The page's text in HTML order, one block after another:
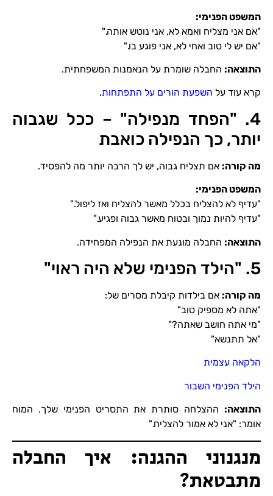
המשפט הפנימי:
"אם אני מצליח ואמא לא, אני נוטש אותה."
"אם יש לי טוב ואחי לא, אני פוגע בו."
התוצאה: החבלה שומרת על הנאמנות המשפחתית.
קרא עוד על השפעת הורים על התפתחות.
4. "הפחד מנפילה" – ככל שגבוה
יותר, כך הנפילה כואבת
מה קורה: אם תצליח גבוה, יש לך הרבה יותר מה להפסיד.
המשפט הפנימי:
"עדיף לא להצליח בכלל מאשר להצליח ואז ליפול."
"עדיף להיות נמוך ובטוח מאשר גבוה ופגיע."
התוצאה: החבלה מונעת את הנפילה המפחידה.
5. "הילד הפנימי שלא היה ראוי"
מה קורה: אם בילדות קיבלת מסרים של:
"אתה לא מספיק טוב"
"מי אתה חושב שאתה?"
"אל תתנשא"
הלקאה עצמית
הילד הפנימי השבור
התוצאה: ההצלחה סותרת את התסריט הפנימי שלך. המוח
אומר: "אני לא אמור להצליח."
מנגנוני ההגנה: איך החבלה
מתבטאת?